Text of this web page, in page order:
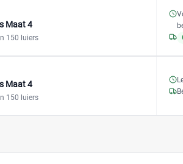
Maat 4
150 luiers
Maat 4
150 luiers